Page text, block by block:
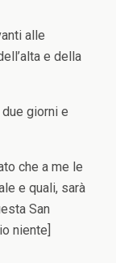
alle
e della
giorni e
che a me le
e quali, sarà
San
niente]